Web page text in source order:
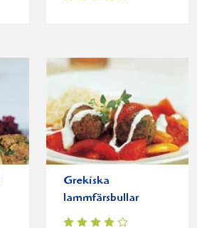
Grekiska
lammfärsbullar